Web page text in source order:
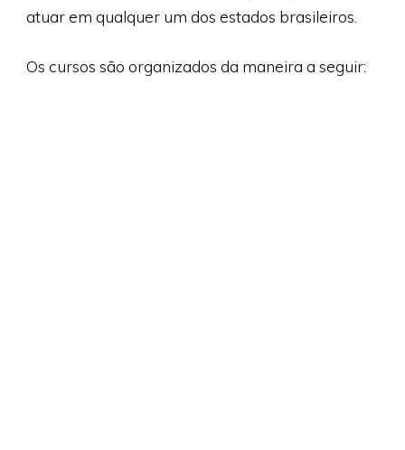
atuar em qualquer um dos estados brasileiros.
Os cursos são organizados da maneira a seguir: